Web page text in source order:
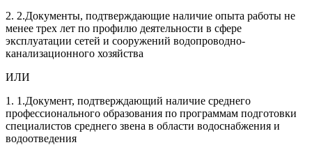
2. 2.Документы, подтверждающие наличие опыта работы не
менее трех лет по профилю деятельности в сфере
эксплуатации сетей и сооружений водопроводно-
канализационного хозяйства
ИЛИ
1. 1.Документ, подтверждающий наличие среднего
профессионального образования по программам подготовки
специалистов среднего звена в области водоснабжения и
водоотведения